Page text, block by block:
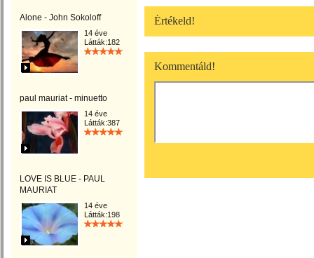
Alone - John Sokoloff
14 éve
Látták:182
paul mauriat - minuetto
14 éve
Látták:387
LOVE IS BLUE - PAUL
MAURIAT
14 éve
Látták:198
Értékeld!
Kommentáld!